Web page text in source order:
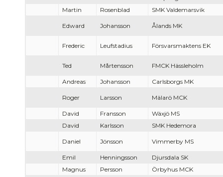
Martin
Rosenblad SMK Valdemarsvik
Edward Johansson Ålands MK
Frederic Leufstadius Försvarsmaktens EK
Ted Mårtensson FMCK Hässleholm
Andreas Johansson Carlsborgs MK
Roger Larsson Mälarö MCK
David Fransson
Wäxjö MS
David
Karlsson SMK Hedemora
Daniel Jönsson Vimmerby MS
Emil Henningsson
Djursdala SK
Magnus
Persson
Örbyhus MCK